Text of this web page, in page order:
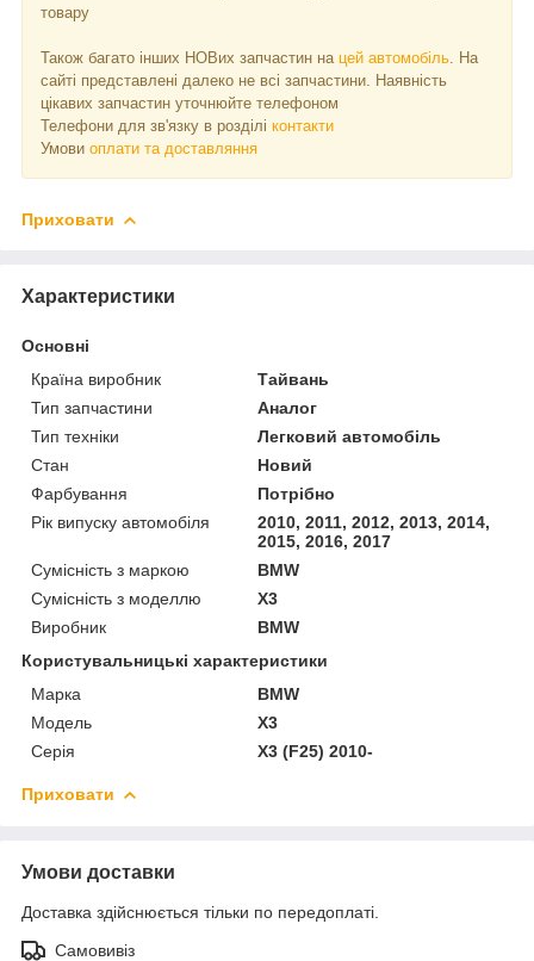
товару
Також багато інших НОВих запчастин на цей автомобіль . На
сайті представлені далеко не всі запчастини. Наявність
цікавих запчастин уточнюйте телефоном
Телефони для зв'язку в розділі контакти
Умови оплати та доставляння
Приховати
Характеристики
Основні
Країна виробник
Тайвань
Тип запчастини
Аналог
Тип техніки
Легковий автомобіль
Стан
Новий
Фарбування
Потрібно
Рік випуску автомобіля
2010, 2011, 2012, 2013, 2014,
2015, 2016, 2017
Сумісність з маркою
BMW
Сумісність з моделлю
X3
Виробник
BMW
Користувальницькі характеристики
Марка
BMW
Модель
X3
Серія
X3 (F25) 2010-
Приховати
Умови доставки
Доставка здійснюється тільки по передоплаті.
Самовивіз